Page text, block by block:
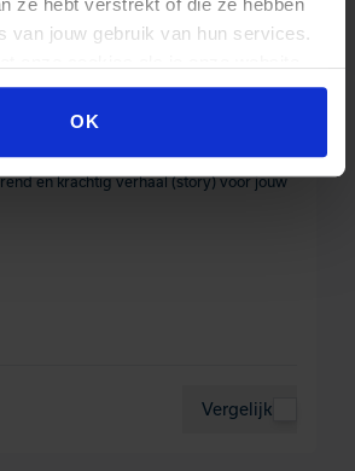
ze hebt verstrekt of die ze hebben
van jouw gebruik van hun services.
OK
en trainingen
en krachtig verhaal (story) voor jouw
Vergelijk